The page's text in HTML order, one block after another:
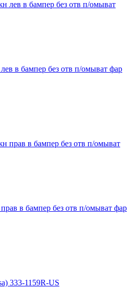
в бампер без отв п/омыват фар
в бампер без отв п/омыват фар